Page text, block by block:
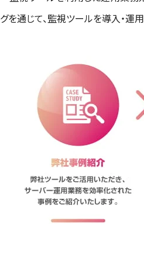
グを通じて、監視ツールを導入・運